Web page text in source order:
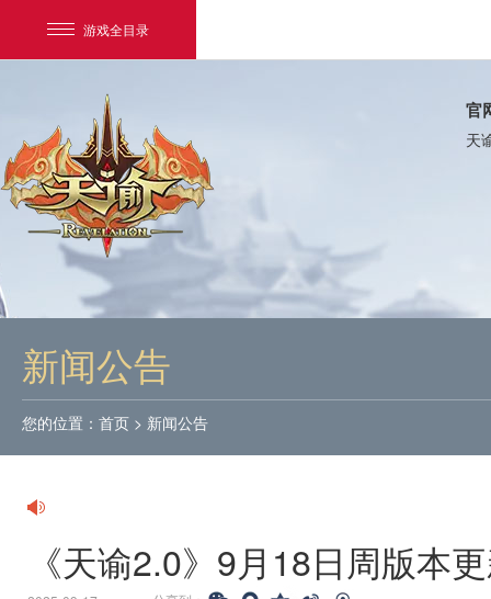
游戏全目录
网易游戏
我的足迹：
官
天
新闻公告
您的位置： 首页 > 新闻公告
《天谕2.0》9月18日周版本